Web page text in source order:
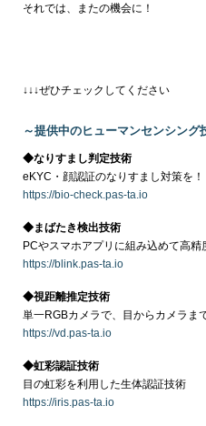
それでは、またの機会に！
↓↓↓ぜひチェックしてください
～提供中のヒューマンセンシング
◆なりすまし判定技術
eKYC・顔認証のなりすまし対策を！
https://bio-check.pas-ta.io
◆まばたき検出技術
PCやスマホアプリに組み込めて高精
https://blink.pas-ta.io
◆視距離推定技術
単一RGBカメラで、目からカメラま
https://vd.pas-ta.io
◆虹彩認証技術
目の虹彩を利用した生体認証技術
https://iris.pas-ta.io